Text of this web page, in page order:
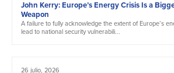
John Kerry: Europe’s Energy Crisis Is a
Weapon
A failure to fully acknowledge the extent of Europe’s
lead to national security vulnerabili...
26 julio, 2026